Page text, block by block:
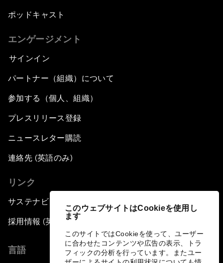
このウェブサイトはCookieを使用し
ます
このサイトではCookieを使って、ユーザー
に合わせたコンテンツや広告の表示、トラ
フィックの分析を行っています。またユー
ポッドキャスト
エンゲージメント
サインイン
パートナー（組織）について
参加する（個人、組織）
プレスリリース登録
ニュースレター購読
連絡先 (英語のみ)
リンク
サステナビリティへの取り組み
採用情報 (英語のみ)
言語